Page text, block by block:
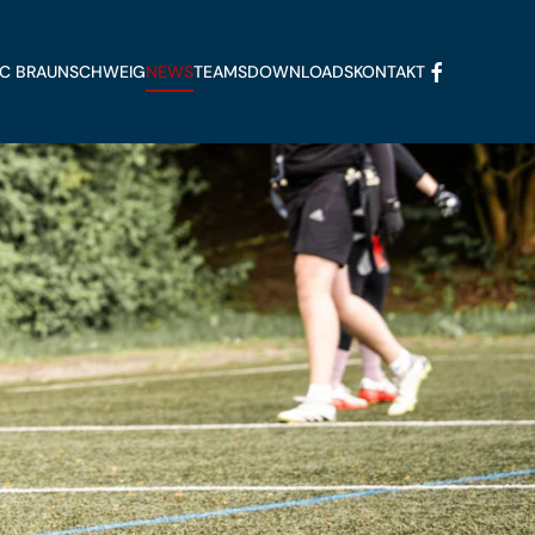
BRAUNSCHWEIGNEWSTEAMSDOWNLOADSKONTAKT